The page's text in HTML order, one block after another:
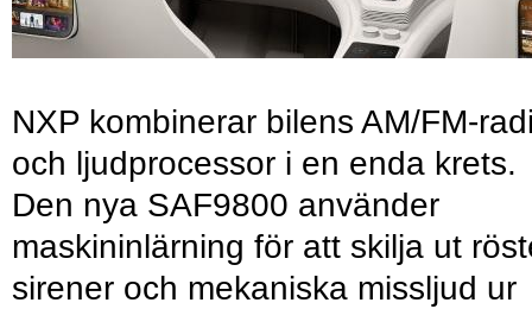
NXP kombinerar bilens AM/FM-
och ljudprocessor i en enda krets.
Den nya SAF9800 använder
maskininlärning för att skilja ut
sirener och mekaniska missljud ur